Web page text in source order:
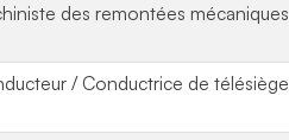
des remontées mécaniques
/ Conductrice de télésiège